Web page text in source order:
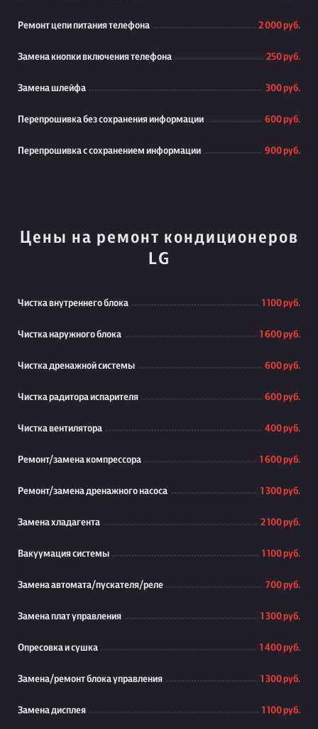
Ремонт цепи питания телефона 2 000 руб.
Замена кнопки включения телефона 250 руб.
Замена шлейфа 300 руб.
Перепрошивка без сохранения информации 600 руб.
Перепрошивка с сохранением информации 900 руб.
Цены на ремонт кондиционеров
LG
Чистка внутреннего блока 1 100 руб.
Чистка наружного блока 1 600 руб.
Чистка дренажной системы 600 руб.
Чистка радитора испарителя 600 руб.
Чистка вентилятора 400 руб.
Ремонт/замена компрессора 1 600 руб.
Ремонт/замена дренажного насоса 1 300 руб.
Замена хладагента 2 100 руб.
Вакуумация системы 1 100 руб.
Замена автомата/пускателя/реле 700 руб.
Замена плат управления 1 300 руб.
Опресовка и сушка 1 400 руб.
Замена/ремонт блока управления 1 300 руб.
Замена дисплея 1 100 руб.